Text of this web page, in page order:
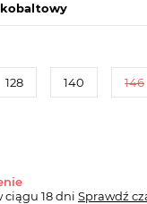
kobaltowy
128 140 146
ciągu 18 dni Sprawdź